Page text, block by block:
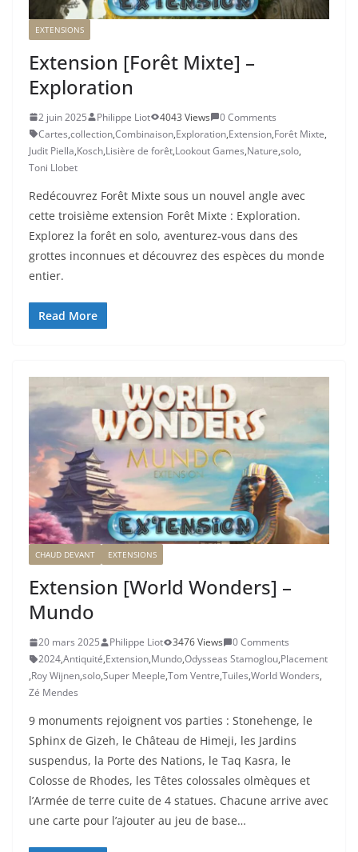
EXTENSIONS
Extension [Forêt Mixte] –
Exploration
2 juin 2025 Philippe Liot 4043 Views
0 Comments
Cartes,collection,Combinaison,Exploration,Extension,Forêt Mixte,
Judit Piella,Kosch,Lisière de forêt,Lookout Games,Nature,solo,
Toni Llobet
Redécouvrez Forêt Mixte sous un nouvel angle avec
cette troisième extension Forêt Mixte : Exploration.
Explorez la forêt en solo, aventurez-vous dans des
grottes inconnues et découvrez des espèces du monde
entier.
Read More
CHAUD DEVANT EXTENSIONS
Extension [World Wonders] –
Mundo
20 mars 2025 Philippe Liot 3476 Views
0 Comments
2024,Antiquité,Extension,Mundo,Odysseas Stamoglou,Placement
,Roy Wijnen,solo,Super Meeple,Tom Ventre,Tuiles,World Wonders,
Zé Mendes
9 monuments rejoignent vos parties : Stonehenge, le
Sphinx de Gizeh, le Château de Himeji, les Jardins
suspendus, la Porte des Nations, le Taq Kasra, le
Colosse de Rhodes, les Têtes colossales olmèques et
l’Armée de terre cuite de 4 statues. Chacune arrive avec
une carte pour l’ajouter au jeu de base…